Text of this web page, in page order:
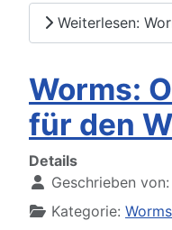
Weiterlesen:
Worms:
für den
Details
Geschrieben von:
Kategorie: